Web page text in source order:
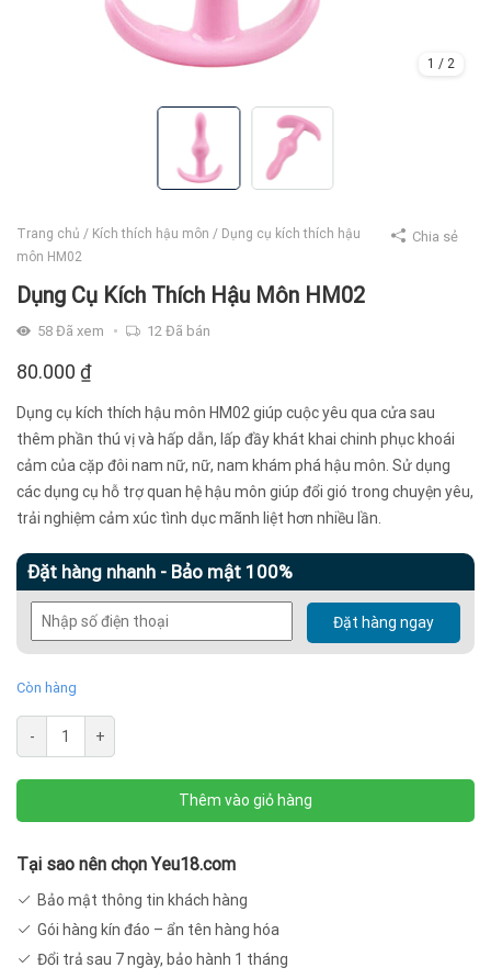
1 / 2
Trang chủ / Kích thích hậu môn / Dụng cụ kích thích hậu
môn HM02
Dụng Cụ Kích Thích Hậu Môn HM02
58 Đã xem 12 Đã bán
80.000 ₫
Dụng cụ kích thích hậu môn HM02 giúp cuộc yêu qua cửa sau
thêm phần thú vị và hấp dẫn, lấp đầy khát khai chinh phục khoái
cảm của cặp đôi nam nữ, nữ, nam khám phá hậu môn. Sử dụng
các dụng cụ hỗ trợ quan hệ hậu môn giúp đổi gió trong chuyện yêu,
trải nghiệm cảm xúc tình dục mãnh liệt hơn nhiều lần.
Đặt hàng nhanh - Bảo mật 100%
Đặt hàng ngay
Còn hàng
-
cụ
kích
môn
lượng
+
Thêm vào giỏ hàng
Tại sao nên chọn Yeu18.com
Bảo mật thông tin khách hàng
Gói hàng kín đáo – ẩn tên hàng hóa
Đổi trả sau 7 ngày, bảo hành 1 tháng
Chia sẻ